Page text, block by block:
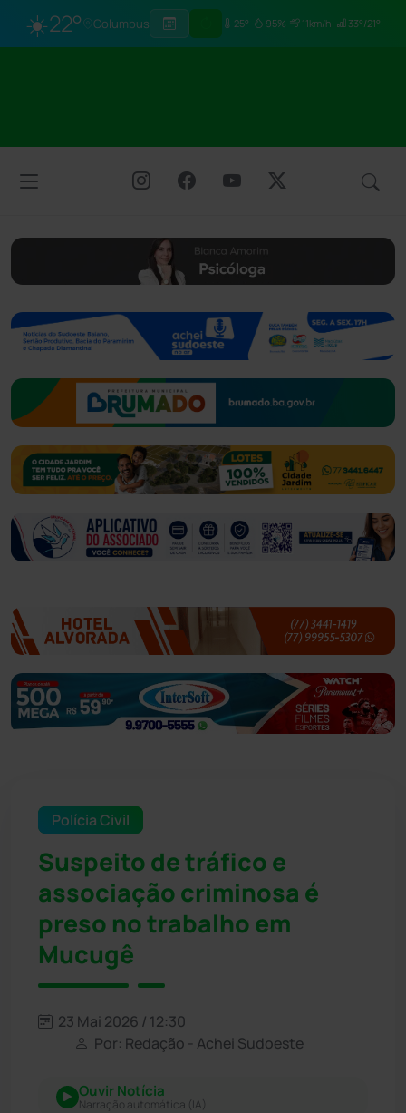
☀️22° Columbus 25° 95% 11km/h 33°/21°
Polícia Civil
Suspeito de tráfico e
associação criminosa é
preso no trabalho em
Mucugê
23 Mai 2026 / 12:30
Por: Redação - Achei Sudoeste
Ouvir Notícia
Narração automática (IA)